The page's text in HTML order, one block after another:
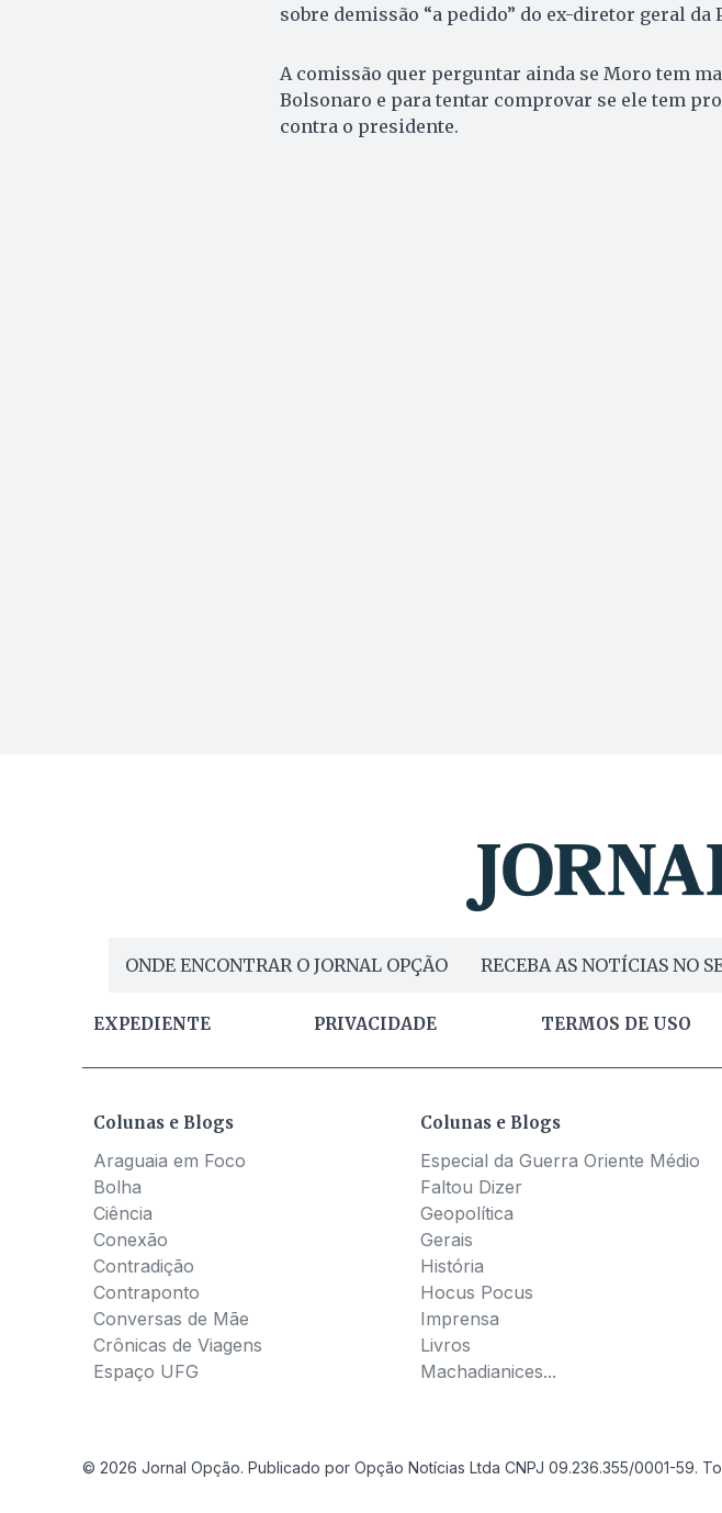
sobre demissão “a pedido” do ex-diretor geral da
A comissão quer perguntar ainda se Moro tem
Bolsonaro e para tentar comprovar se ele tem
contra o presidente.
ONDE ENCONTRAR O JORNAL OPÇÃO RECEBA AS NOTÍCIAS NO
EXPEDIENTE PRIVACIDADE TERMOS DE USO
Colunas e Blogs
Araguaia em Foco
Bolha
Ciência
Conexão
Contradição
Contraponto
Conversas de Mãe
Crônicas de Viagens
Espaço UFG
Colunas e Blogs
Especial da Guerra Oriente Médio
Faltou Dizer
Geopolítica
Gerais
História
Hocus Pocus
Imprensa
Livros
Machadianices...
© 2026 Jornal Opção. Publicado por Opção Notícias Ltda CNPJ 09.236.355/0001-59.